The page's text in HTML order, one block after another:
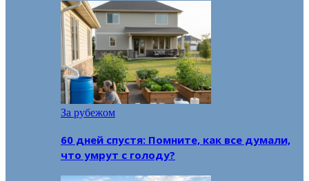
За рубежом
60 дней спустя: Помните, как все думали,
что умрут с голоду?